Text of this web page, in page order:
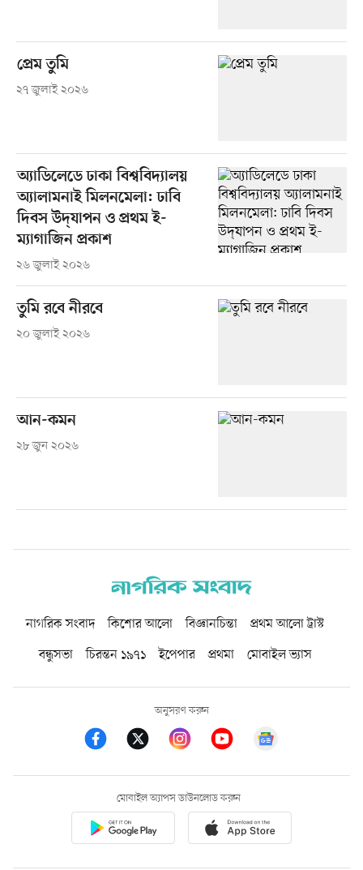
প্রেম তুমি
২৭ জুলাই ২০২৬
অ্যাডিলেডে ঢাকা বিশ্ববিদ্যালয়
অ্যালামনাই মিলনমেলা: ঢাবি
দিবস উদ্‌যাপন ও প্রথম ই-
ম্যাগাজিন প্রকাশ
২৬ জুলাই ২০২৬
তুমি রবে নীরবে
২০ জুলাই ২০২৬
আন-কমন
২৮ জুন ২০২৬
নাগরিক সংবাদ কিশোর আলো বিজ্ঞানচিন্তা
প্রথম আলো ট্রাস্ট
বন্ধুসভা
চিরন্তন ১৯৭১ ইপেপার প্রথমা মোবাইল ভ্যাস
অনুসরণ করুন
মোবাইল অ্যাপস ডাউনলোড করুন